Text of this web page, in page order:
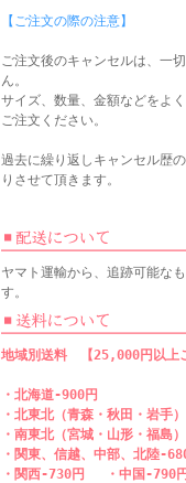
【ご注文の際の注意】
ご注文後のキャンセルは、一
ん。
サイズ、数量、金額などをよ
ご注文ください。
過去に繰り返しキャンセル歴
りさせて頂きます。
ヤマト運輸から、追跡可能な
す。
地域別送料 【25,000円以上
・北海道-900円
・北東北（青森・秋田・岩手
・南東北（宮城・山形・福島
・関東、信越、中部、北陸-
・関西-730円 ・中国-790